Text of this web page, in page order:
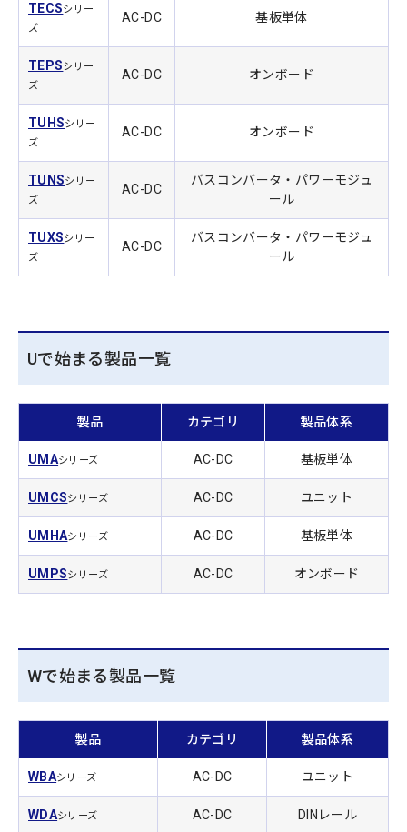
TECSシリー
ズ
AC-DC 基板単体
TEPSシリー
ズ
AC-DC オンボード
TUHSシリー
ズ
AC-DC オンボード
TUNSシリー
ズ
AC-DC
バスコンバータ・パワーモジュ
ール
TUXSシリー
ズ
AC-DC
バスコンバータ・パワーモジュ
ール
Uで始まる製品一覧
製品 カテゴリ 製品体系
UMAシリーズ AC-DC 基板単体
UMCSシリーズ AC-DC ユニット
UMHAシリーズ AC-DC 基板単体
UMPSシリーズ AC-DC オンボード
Wで始まる製品一覧
製品 カテゴリ 製品体系
WBAシリーズ AC-DC ユニット
WDAシリーズ AC-DC DINレール